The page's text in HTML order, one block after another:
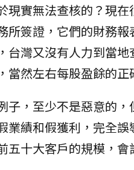
現實無法查核的？現
所簽證，它們的財務
台灣又沒有人力到當
當然左右每股盈餘的正
子，至少不是惡意的
業績和假獲利，完全
五十大客戶的規模，